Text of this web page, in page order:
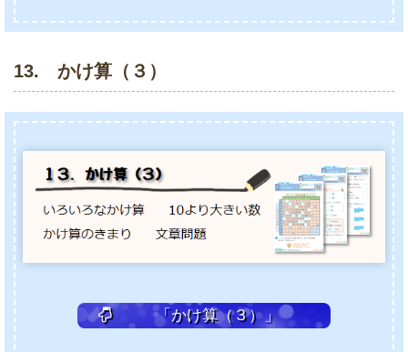
13. かけ算（３）
「かけ算（３）」